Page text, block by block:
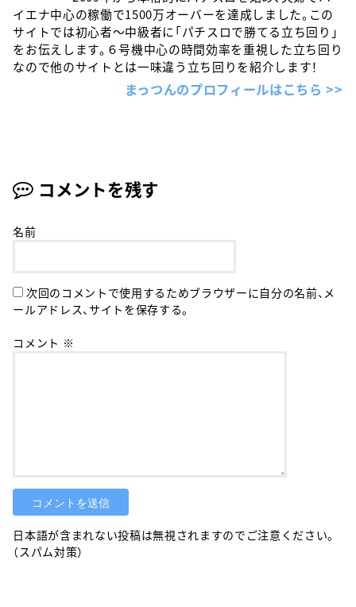
イエナ中心の稼働で1500万オーバーを達成しました。この
サイトでは初心者〜中級者に「パチスロで勝てる立ち回り」
をお伝えします。６号機中心の時間効率を重視した立ち回り
なので他のサイトとは一味違う立ち回りを紹介します！
まっつんのプロフィールはこちら >>
コメントを残す
名前
次回のコメントで使用するためブラウザーに自分の名前、メ
ールアドレス、サイトを保存する。
コメント ※
日本語が含まれない投稿は無視されますのでご注意ください。
（スパム対策）